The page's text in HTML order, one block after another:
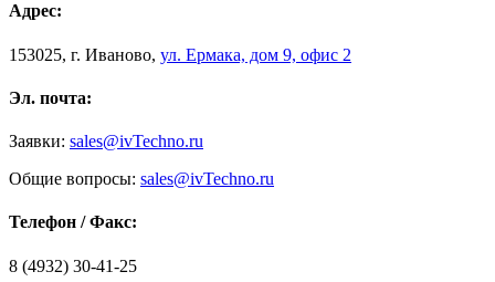
Адрес:
153025, г. Иваново, ул. Ермака, дом 9, офис 2
Эл. почта:
Заявки: sales@ivTechno.ru
Общие вопросы: sales@ivTechno.ru
Телефон / Факс:
8 (4932) 30-41-25